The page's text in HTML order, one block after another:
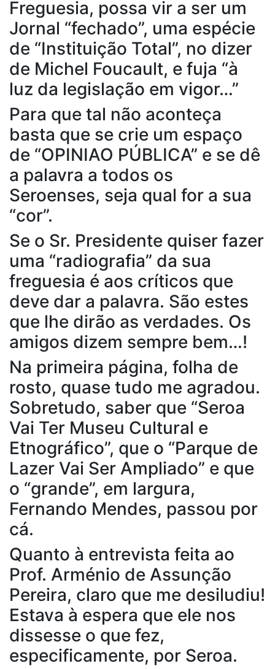
Freguesia, possa vir a ser um
Jornal “fechado”, uma espécie
de “Instituição Total”, no dizer
de Michel Foucault, e fuja “à
luz da legislação em vigor…”
Para que tal não aconteça
basta que se crie um espaço
de “OPINIAO PÚBLICA” e se dê
a palavra a todos os
Seroenses, seja qual for a sua
“cor”.
Se o Sr. Presidente quiser fazer
uma “radiografia” da sua
freguesia é aos críticos que
deve dar a palavra. São estes
que lhe dirão as verdades. Os
amigos dizem sempre bem…!
Na primeira página, folha de
rosto, quase tudo me agradou.
Sobretudo, saber que “Seroa
Vai Ter Museu Cultural e
Etnográfico”, que o “Parque de
Lazer Vai Ser Ampliado” e que
o “grande”, em largura,
Fernando Mendes, passou por
cá.
Quanto à entrevista feita ao
Prof. Arménio de Assunção
Pereira, claro que me desiludiu!
Estava à espera que ele nos
dissesse o que fez,
especificamente, por Seroa.